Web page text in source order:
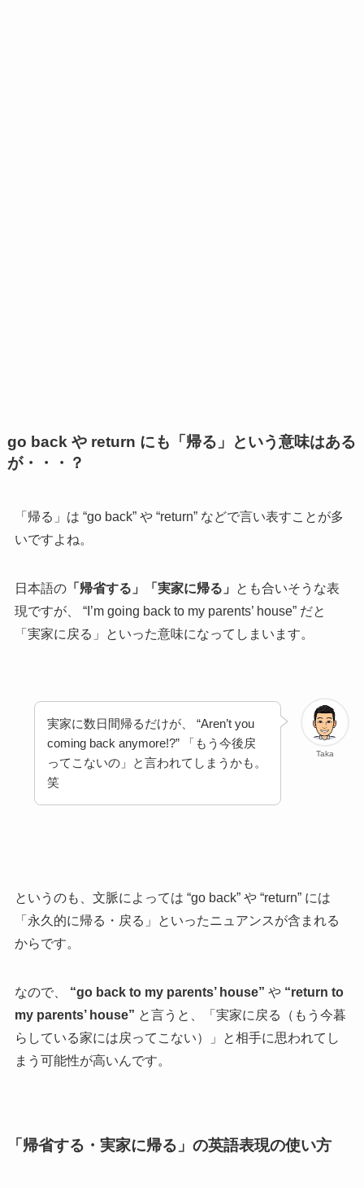
go back や return にも「帰る」という意味はある
が・・・？
「帰る」は “go back” や “return” などで言い表すことが多
いですよね。
日本語の「帰省する」「実家に帰る」
とも合いそうな表
現ですが、 “I’m going back to my parents’ house” だと
「実家に戻る」といった意味になってしまいます。
Taka
実家に数日間帰るだけが、 “Aren’t you
coming back anymore!?” 「もう今後戻
ってこないの」と言われてしまうかも。
笑
というのも、文脈によっては “go back” や “return” には
「永久的に帰る・戻る」といったニュアンスが含まれる
からです。
なので、 “go back to my parents’ house” や “return to
my parents’ house” と言うと、「実家に戻る（もう今暮
らしている家には戻ってこない）」と相手に思われてし
まう可能性が高いんです。
「帰省する・実家に帰る」の英語表現の使い方